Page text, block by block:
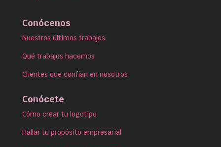
Conócenos
Nuestros últimos trabajos
Qué trabajos hacemos
Clientes que confían en nosotros
Conócete
Cómo crear tu logotipo
Hallar tu propósito empresarial